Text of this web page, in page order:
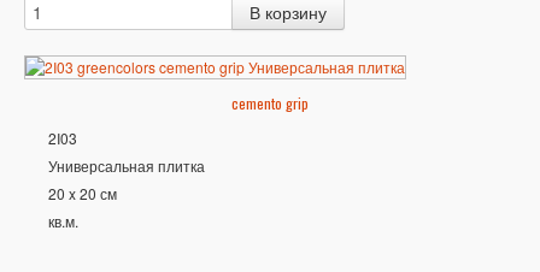
cemento grip
2I03
Универсальная плитка
20 x 20 см
кв.м.